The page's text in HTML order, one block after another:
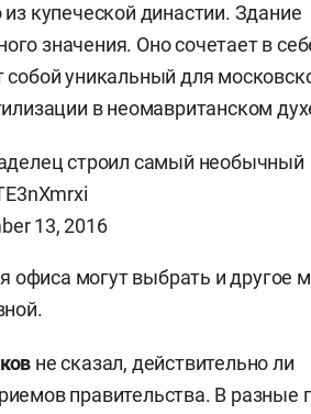
купеческой династии. Здание
значения. Оно сочетает в
уникальный для
в неомавританском
строил самый необычный
13, 2016
офиса могут выбрать и другое
не сказал, действительно ли
правительства. В разные